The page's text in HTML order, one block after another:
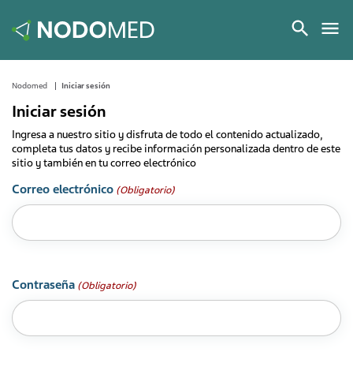
Nodomed Iniciar sesión
Iniciar sesión
Ingresa a nuestro sitio y disfruta de todo el contenido actualizado,
completa tus datos y recibe información personalizada dentro de este
sitio y también en tu correo electrónico
Correo electrónico (Obligatorio)
Contraseña (Obligatorio)